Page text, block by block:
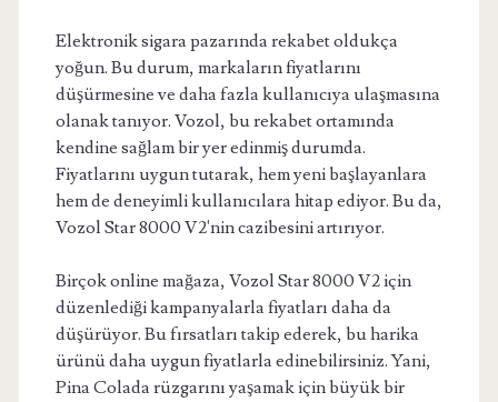
Elektronik sigara pazarında rekabet oldukça
yoğun. Bu durum, markaların fiyatlarını
düşürmesine ve daha fazla kullanıcıya ulaşmasına
olanak tanıyor. Vozol, bu rekabet ortamında
kendine sağlam bir yer edinmiş durumda.
Fiyatlarını uygun tutarak, hem yeni başlayanlara
hem de deneyimli kullanıcılara hitap ediyor. Bu da,
Vozol Star 8000 V2'nin cazibesini artırıyor.
Birçok online mağaza, Vozol Star 8000 V2 için
düzenlediği kampanyalarla fiyatları daha da
düşürüyor. Bu fırsatları takip ederek, bu harika
ürünü daha uygun fiyatlarla edinebilirsiniz. Yani,
Pina Colada rüzgarını yaşamak için büyük bir